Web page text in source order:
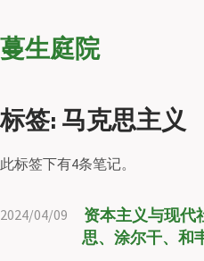
蔓生庭院
标签: 马克思主义
此标签下有4条笔记。
2024/04/09
资本主义与现代
思、涂尔干、和